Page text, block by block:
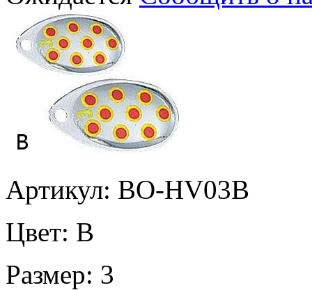
Артикул: BO-HV03B
Цвет: B
Размер: 3